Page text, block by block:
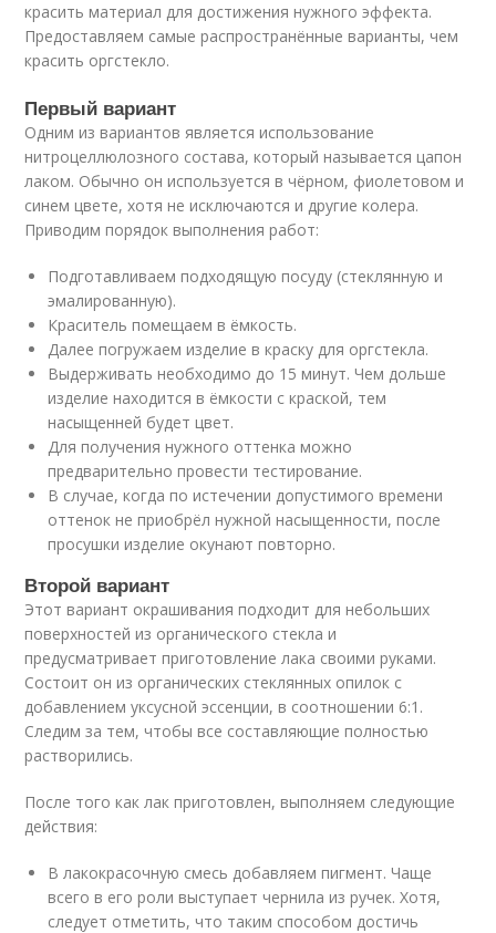
красить материал для достижения нужного эффекта.
Предоставляем самые распространённые варианты, чем
красить оргстекло.
Первый вариант
Одним из вариантов является использование
нитроцеллюлозного состава, который называется цапон
лаком. Обычно он используется в чёрном, фиолетовом и
синем цвете, хотя не исключаются и другие колера.
Приводим порядок выполнения работ:
Подготавливаем подходящую посуду (стеклянную и
эмалированную).
Краситель помещаем в ёмкость.
Далее погружаем изделие в краску для оргстекла.
Выдерживать необходимо до 15 минут. Чем дольше
изделие находится в ёмкости с краской, тем
насыщенней будет цвет.
Для получения нужного оттенка можно
предварительно провести тестирование.
В случае, когда по истечении допустимого времени
оттенок не приобрёл нужной насыщенности, после
просушки изделие окунают повторно.
Второй вариант
Этот вариант окрашивания подходит для небольших
поверхностей из органического стекла и
предусматривает приготовление лака своими руками.
Состоит он из органических стеклянных опилок с
добавлением уксусной эссенции, в соотношении 6:1.
Следим за тем, чтобы все составляющие полностью
растворились.
После того как лак приготовлен, выполняем следующие
действия:
В лакокрасочную смесь добавляем пигмент. Чаще
всего в его роли выступает чернила из ручек. Хотя,
следует отметить, что таким способом достичь